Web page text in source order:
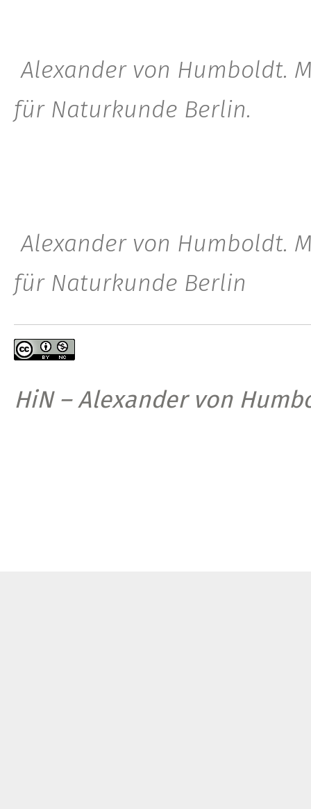
Alexander von Humboldt.
für Naturkunde Berlin.
Alexander von Humboldt.
für Naturkunde Berlin
HiN – Alexander von